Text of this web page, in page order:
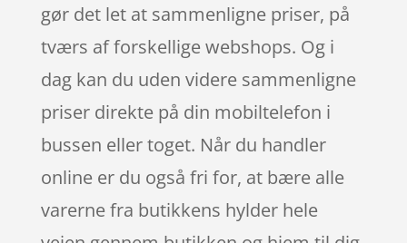
gør det let at sammenligne priser, på
tværs af forskellige webshops. Og i
dag kan du uden videre sammenligne
priser direkte på din mobiltelefon i
bussen eller toget. Når du handler
online er du også fri for, at bære alle
varerne fra butikkens hylder hele